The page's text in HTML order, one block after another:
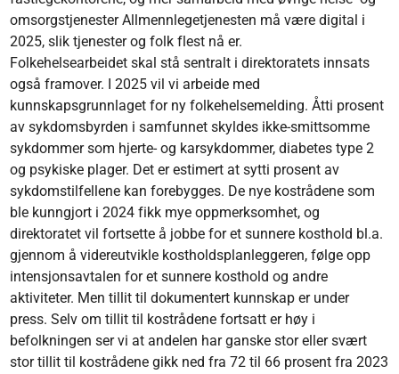
omsorgstjenester Allmennlegetjenesten må være digital i
2025, slik tjenester og folk flest nå er.
Folkehelsearbeidet skal stå sentralt i direktoratets innsats
også framover. I 2025 vil vi arbeide med
kunnskapsgrunnlaget for ny folkehelsemelding. Åtti prosent
av sykdomsbyrden i samfunnet skyldes ikke-smittsomme
sykdommer som hjerte- og karsykdommer, diabetes type 2
og psykiske plager. Det er estimert at sytti prosent av
sykdomstilfellene kan forebygges. De nye kostrådene som
ble kunngjort i 2024 fikk mye oppmerksomhet, og
direktoratet vil fortsette å jobbe for et sunnere kosthold bl.a.
gjennom å videreutvikle kostholdsplanleggeren, følge opp
intensjonsavtalen for et sunnere kosthold og andre
aktiviteter. Men tillit til dokumentert kunnskap er under
press. Selv om tillit til kostrådene fortsatt er høy i
befolkningen ser vi at andelen har ganske stor eller svært
stor tillit til kostrådene gikk ned fra 72 til 66 prosent fra 2023